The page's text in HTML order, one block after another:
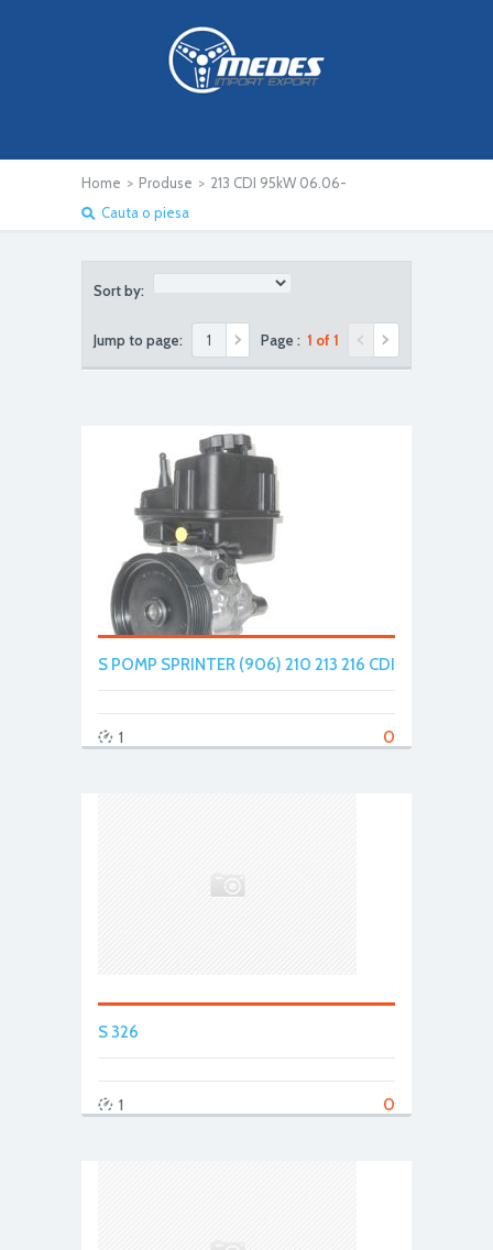
Home > Produse > 213 CDI 95kW 06.06-
Cauta o piesa
Sort by:
Jump to page: Page : 1 of 1
S POMP SPRINTER (906) 210 213 216 CDI
0
1
S 326
0
1